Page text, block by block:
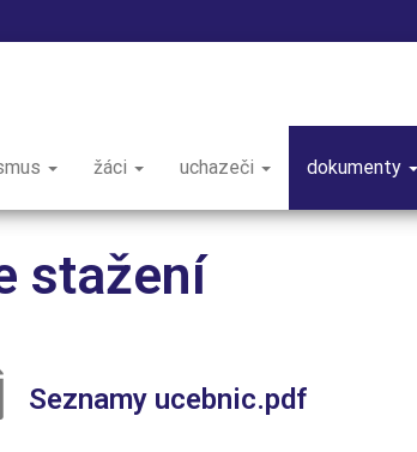
žáci uchazeči dokumenty
stažení
Seznamy ucebnic.pdf